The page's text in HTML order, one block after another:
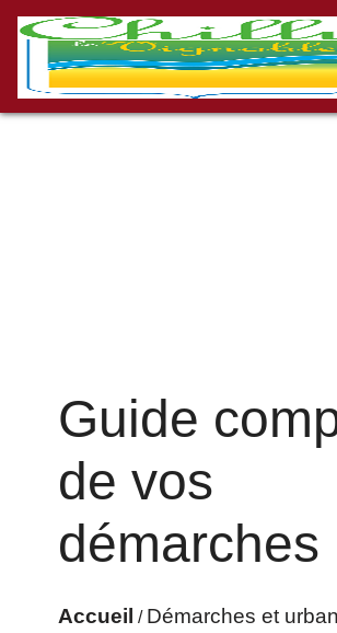
Guide
de vos
démarches
Accueil / Démarches et